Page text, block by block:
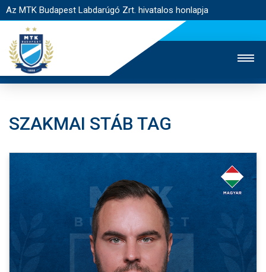
Az MTK Budapest Labdarúgó Zrt. hivatalos honlapja
JEGYÉRTÉKESÍTÉS
WEBSHOP
STADION
EGYESÜLET
KAPCSOLAT
NYITÓLAP
HÍREK
CSAPATOK
SZAKMAI STÁB TAG